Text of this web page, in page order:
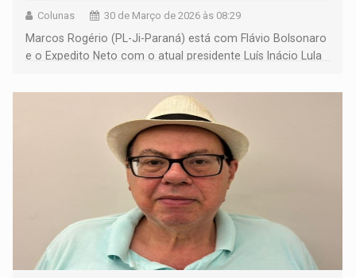
Colunas 30 de Março de 2026 às 08:29
Marcos Rogério (PL-Ji-Paraná) está com Flávio Bolsonaro
e o Expedito Neto com o atual presidente Luís Inácio Lula